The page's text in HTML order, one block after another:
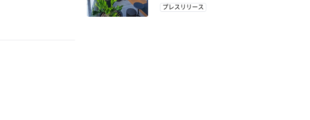
ワーキングスペースとして
プレスリリース